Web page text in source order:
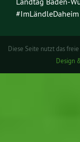
#ImLändleDaheim
Diese Seite nutzt das
Design